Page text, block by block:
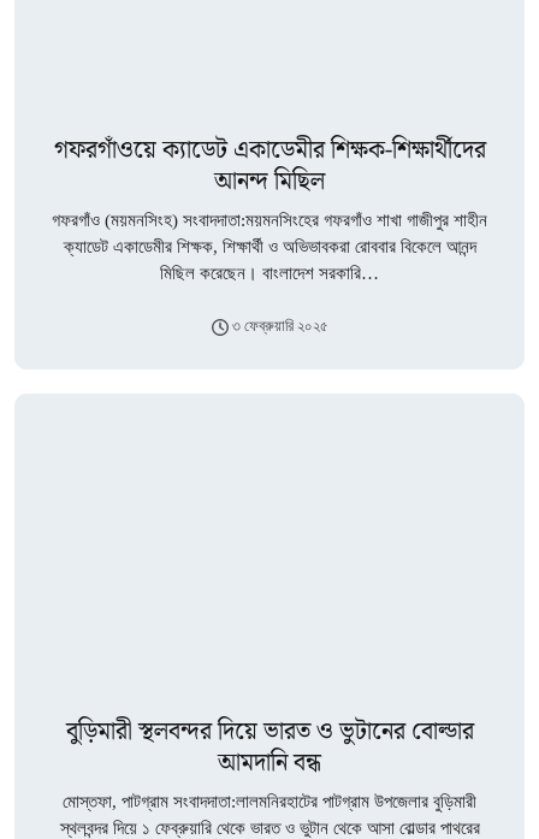
গফরগাঁওয়ে ক্যাডেট একাডেমীর শিক্ষক-শিক্ষার্থীদের
আনন্দ মিছিল
গফরগাঁও (ময়মনসিংহ) সংবাদদাতা:ময়মনসিংহের গফরগাঁও শাখা গাজীপুর শাহীন
ক্যাডেট একাডেমীর শিক্ষক, শিক্ষার্থী ও অভিভাবকরা রোববার বিকেলে আনন্দ
মিছিল করেছেন। বাংলাদেশ সরকারি…
৩ ফেব্রুয়ারি ২০২৫
বুড়িমারী স্থলবন্দর দিয়ে ভারত ও ভুটানের বোল্ডার
আমদানি বন্ধ
মোস্তফা, পাটগ্রাম সংবাদদাতা:লালমনিরহাটের পাটগ্রাম উপজেলার বুড়িমারী
স্থলবন্দর দিয়ে ১ ফেব্রুয়ারি থেকে ভারত ও ভুটান থেকে আসা বোল্ডার পাথরের